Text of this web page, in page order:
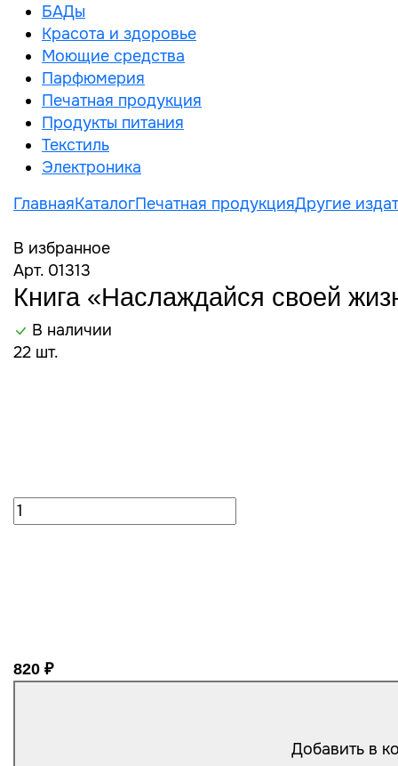
БАДы
Красота и здоровье
Моющие средства
Парфюмерия
Печатная продукция
Продукты питания
Текстиль
Электроника
ГлавнаяКаталогПечатная продукцияДругие
В избранное
Арт. 01313
Книга «Наслаждайся своей
В наличии
22 шт.
820 ₽
Добавить в